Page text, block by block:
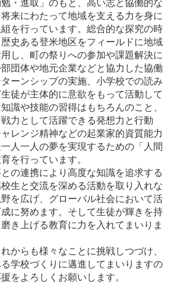
来にわたって地域を支える力を身に
を行っています。総合的な探究の時
史ある登米地区をフィールドに地域
し、町の祭りへの参加や課題解決に
団体や地元企業などと協力した協働
ーンシップの実施、小学校での読み
徒が主体的に意欲をもって活動して
識や技能の習得はもちろんのこと、
力として活躍できる発想力と行動
レンジ精神などの起業家的資質能力
人一人の夢を実現するための「人間
を行っています。
の連携により高度な知識を追求する
生と交流を深める活動を取り入れな
を広げ、グローバル社会において活
に努めます。そして生徒が輝きを持
き上げる教育に力を入れてまいりま
からも様々なことに挑戦しつづけ、
学校づくりに邁進してまいりますの
をよろしくお願いします。